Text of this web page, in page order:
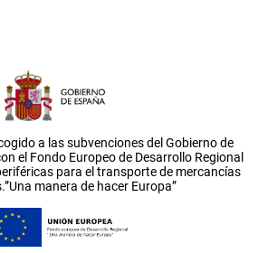
a las subvenciones del Gobierno de
el Fondo Europeo de Desarrollo Regional
para el transporte de mercancías
manera de hacer Europa”